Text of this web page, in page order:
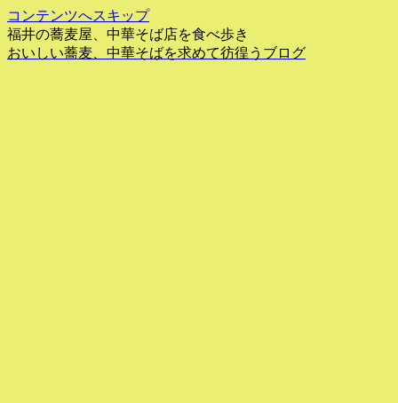
コンテンツへスキップ
福井の蕎麦屋、中華そば店を食べ歩き
おいしい蕎麦、中華そばを求めて彷徨うブログ